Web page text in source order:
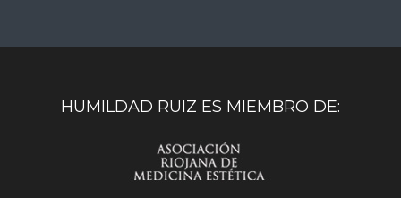
HUMILDAD RUIZ ES MIEMBRO DE: